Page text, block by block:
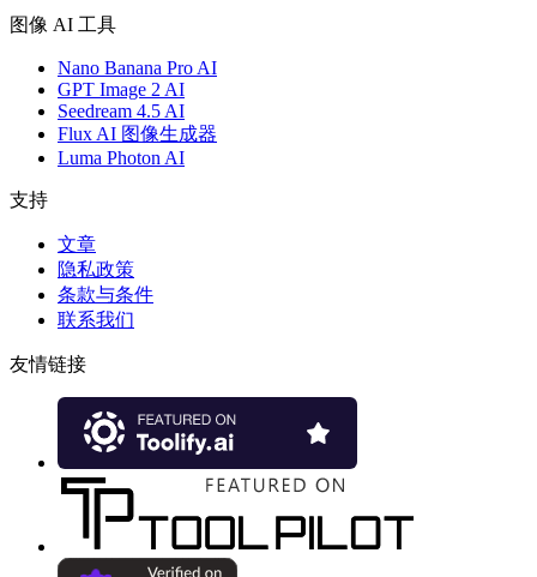
图像 AI 工具
Nano Banana Pro AI
GPT Image 2 AI
Seedream 4.5 AI
Flux AI 图像生成器
Luma Photon AI
支持
文章
隐私政策
条款与条件
联系我们
友情链接